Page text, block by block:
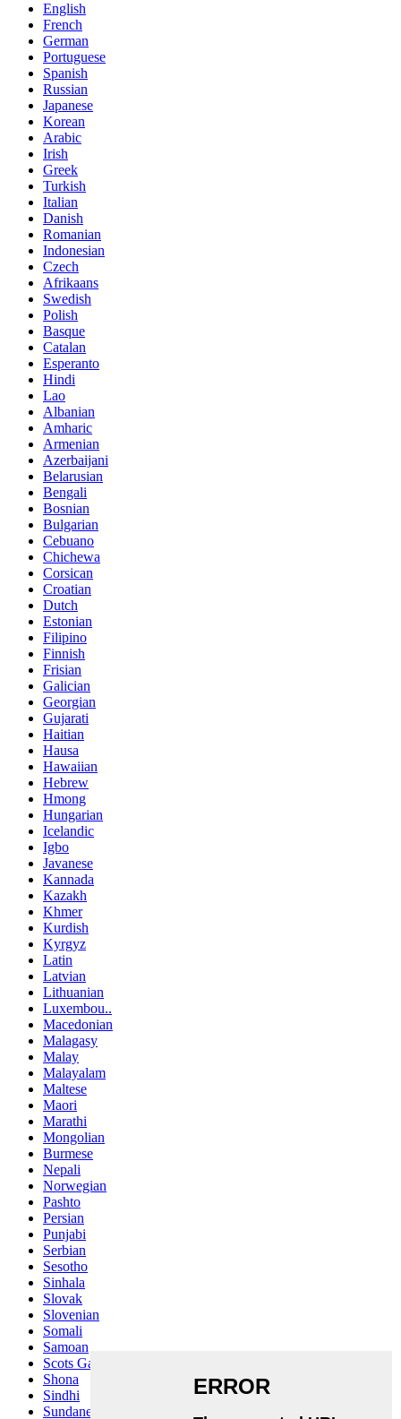
English
French
German
Portuguese
Spanish
Russian
Japanese
Korean
Arabic
Irish
Greek
Turkish
Italian
Danish
Romanian
Indonesian
Czech
Afrikaans
Swedish
Polish
Basque
Catalan
Esperanto
Hindi
Lao
Albanian
Amharic
Armenian
Azerbaijani
Belarusian
Bengali
Bosnian
Bulgarian
Cebuano
Chichewa
Corsican
Croatian
Dutch
Estonian
Filipino
Finnish
Frisian
Galician
Georgian
Gujarati
Haitian
Hausa
Hawaiian
Hebrew
Hmong
Hungarian
Icelandic
Igbo
Javanese
Kannada
Kazakh
Khmer
Kurdish
Kyrgyz
Latin
Latvian
Lithuanian
Luxembou..
Macedonian
Malagasy
Malay
Malayalam
Maltese
Maori
Marathi
Mongolian
Burmese
Nepali
Norwegian
Pashto
Persian
Punjabi
Serbian
Sesotho
Sinhala
Slovak
Slovenian
Somali
Samoan
Scots Gaelic
Shona
Sindhi
Sundanese